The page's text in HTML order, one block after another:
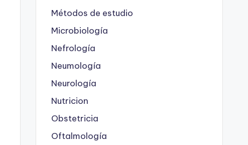
Métodos de estudio
Microbiología
Nefrología
Neumología
Neurología
Nutricion
Obstetricia
Oftalmología